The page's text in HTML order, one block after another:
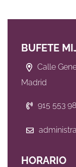
BUFETE
Calle
Madrid
915 553
HORARIO